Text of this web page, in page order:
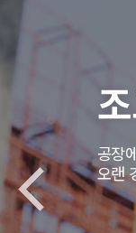
공장
오랜